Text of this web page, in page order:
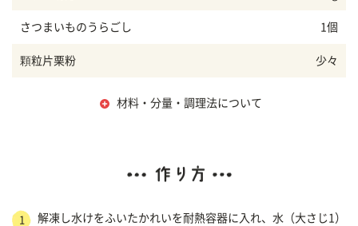
さつまいものうらごし 1個
顆粒片栗粉 少々
材料・分量・調理法について
1
解凍し水けをふいたかれいを耐熱容器に入れ、水（大さじ1）